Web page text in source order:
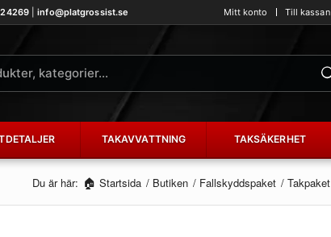
Mitt konto Till kassan
|info@platgrossist.se
TAKAVVATTNING TAKSÄKERHET
Du är här: Startsida / Butiken / Fallskyddspaket / Takpaket